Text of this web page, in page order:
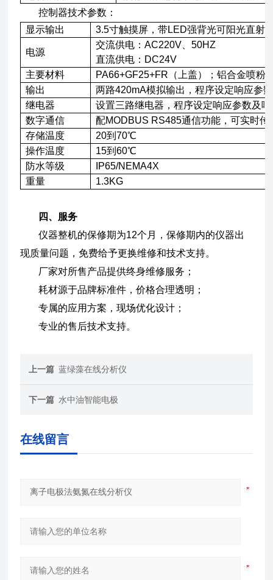
控制器技术参数：
显示输出
3.5寸触摸屏，带LED强背光可阳光直射
电源
交流供电：AC220V、50HZ
直流供电：DC24V
主要材料
PA66+GF25+FR（上盖）；铝合金喷粉
输出
两路420mA模拟输出，程序设定响应参
继电器
设置三路继电器，程序设定响应参数及响
数字通信
配MODBUS RS485通信功能，可实时传
存储温度
20到70℃
操作温度
15到60℃
防水等级
IP65/NEMA4X
重量
1.3KG
四、服务
仪器整机的保修期为12个月，保修期内的仪器出
现质量问题，免费给予更换维修和技术支持。
厂家对所售产品提供终身维修服务；
耗材源于品牌标准件，价格合理透明；
专属的应用方案，现场优化设计；
专业的售后技术支持。
上一篇 蓝绿藻在线分析仪
下一篇 水中油智能电极
在线留言